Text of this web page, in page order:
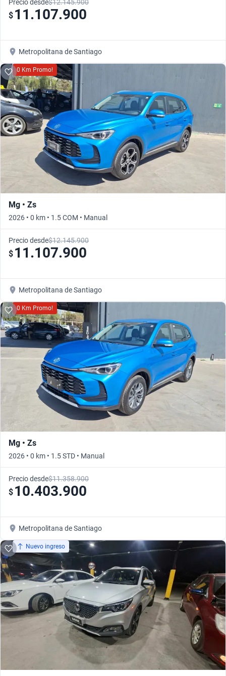
Precio desde$12.145.900
$ 11.107.900
Metropolitana de Santiago
0 Km Promo!
Mg • Zs
2026 • 0 km • 1.5 COM • Manual
Precio desde$12.145.900
$ 11.107.900
Metropolitana de Santiago
0 Km Promo!
Mg • Zs
2026 • 0 km • 1.5 STD • Manual
Precio desde$11.358.900
$ 10.403.900
Metropolitana de Santiago
Nuevo ingreso